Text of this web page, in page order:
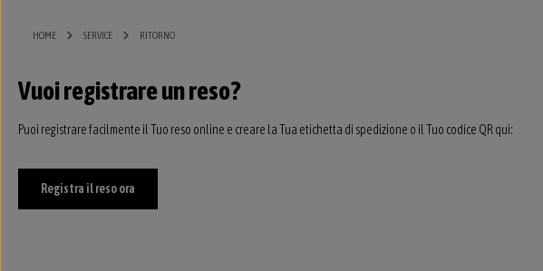
HOME SERVICE RITORNO
Vuoi registrare un reso?
Puoi registrare facilmente il Tuo reso online e creare la Tua etichetta di spedizione o il Tuo codice QR qui:
Registra il reso ora